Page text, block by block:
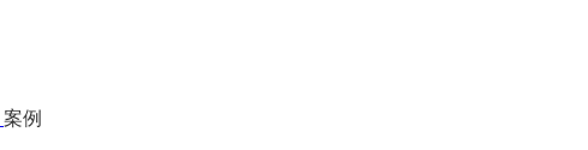
案例